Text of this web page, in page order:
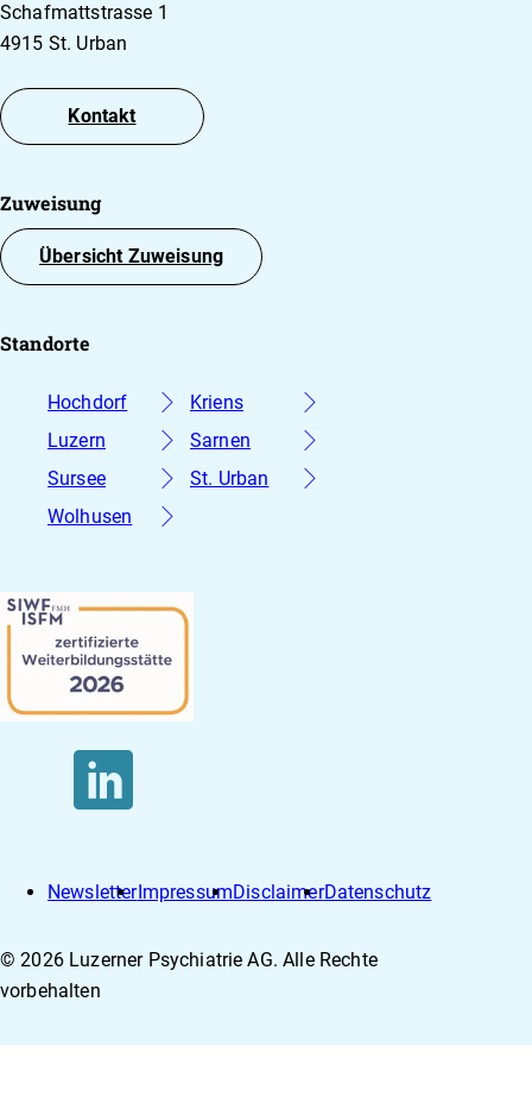
Schafmattstrasse 1
4915 St. Urban
Kontakt
Zuweisung
Übersicht Zuweisung
Standorte
Hochdorf
Kriens
Luzern
Sarnen
Sursee
St. Urban
Wolhusen
© 2026 Luzerner Psychiatrie AG. Alle Rechte
vorbehalten
NewsletterImpressumDisclaimerDatenschutz